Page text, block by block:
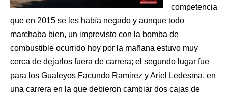
competencia
que en 2015 se les había negado y aunque todo
marchaba bien, un imprevisto con la bomba de
combustible ocurrido hoy por la mañana estuvo muy
cerca de dejarlos fuera de carrera; el segundo lugar fue
para los Gualeyos Facundo Ramirez y Ariel Ledesma, en
una carrera en la que debieron cambiar dos cajas de